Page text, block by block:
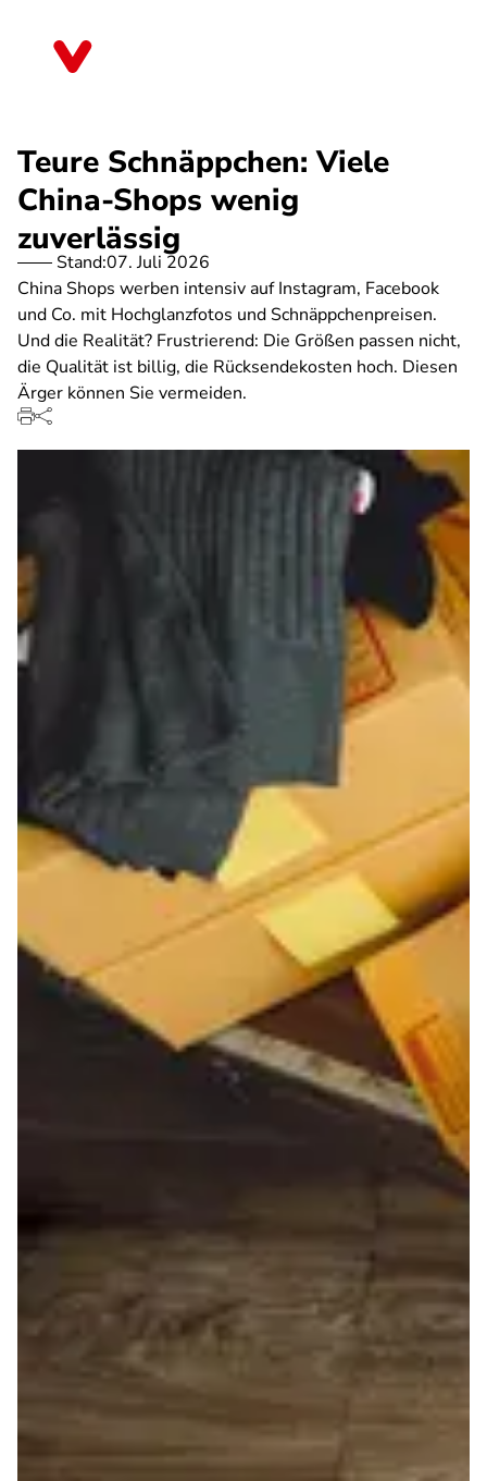
Teure Schnäppchen: Viele
China-Shops wenig
zuverlässig
Stand:07. Juli 2026
China Shops werben intensiv auf Instagram, Facebook
und Co. mit Hochglanzfotos und Schnäppchenpreisen.
Und die Realität? Frustrierend: Die Größen passen nicht,
die Qualität ist billig, die Rücksendekosten hoch. Diesen
Ärger können Sie vermeiden.